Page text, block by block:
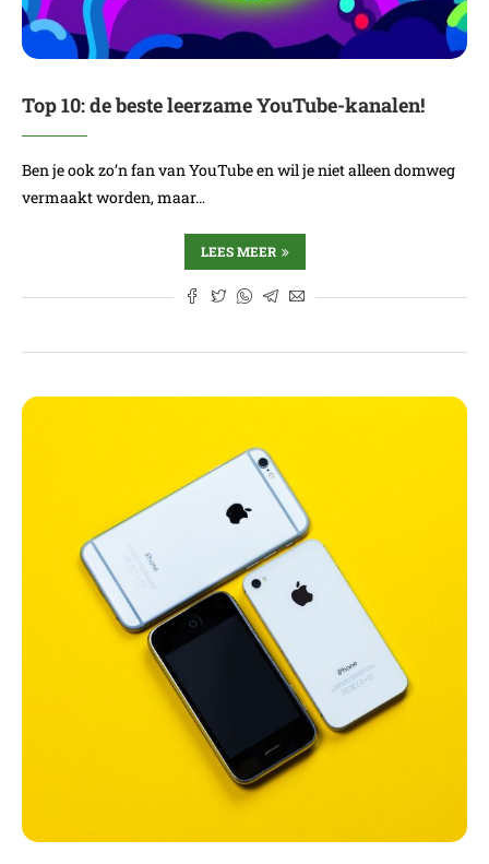
Top 10: de beste leerzame YouTube-kanalen!
Ben je ook zo’n fan van YouTube en wil je niet alleen domweg
vermaakt worden, maar…
LEES MEER